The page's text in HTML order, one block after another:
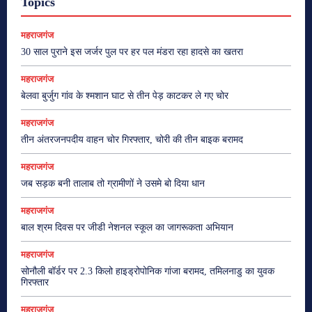
महराजगंज
30 साल पुराने इस जर्जर पुल पर हर पल मंडरा रहा हादसे का खतरा
महराजगंज
बेलवा बुर्जुग गांव के श्मशान घाट से तीन पेड़ काटकर ले गए चोर
महराजगंज
तीन अंतरजनपदीय वाहन चोर गिरफ्तार, चोरी की तीन बाइक बरामद
महराजगंज
जब सड़क बनी तालाब तो ग्रामीणों ने उसमे बो दिया धान
महराजगंज
बाल श्रम दिवस पर जीडी नेशनल स्कूल का जागरूकता अभियान
महराजगंज
सोनौली बॉर्डर पर 2.3 किलो हाइड्रोपोनिक गांजा बरामद, तमिलनाडु का युवक
गिरफ्तार
महराजगंज